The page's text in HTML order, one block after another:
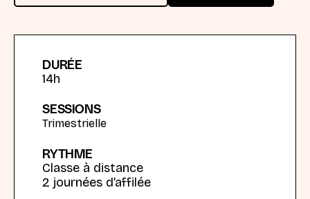
DURÉE
14h
SESSIONS
Trimestrielle
RYTHME
Classe à distance
2 journées d’affilée